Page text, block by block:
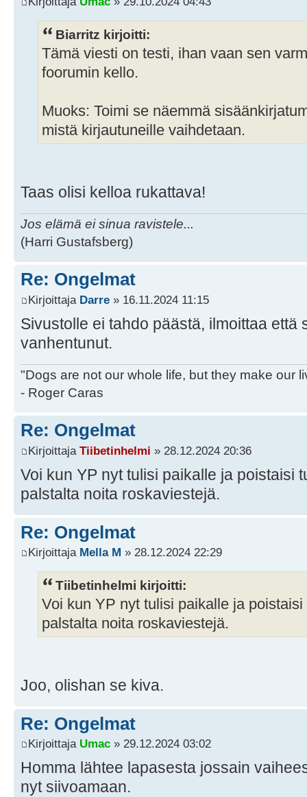
Biarritz kirjoitti:
Tämä viesti on testi, ihan vaan sen
foorumin kello.
Muoks: Toimi se näemmä
mistä kirjautuneille vaihdetaan.
Taas olisi kelloa rukattava!
Jos elämä ei sinua ravistele...
(Harri Gustafsberg)
Re: Ongelmat
Kirjoittaja Darre » 16.11.2024 11:15
Sivustolle ei tahdo päästä, ilmoittaa että
vanhentunut.
"Dogs are not our whole life, but they make our
- Roger Caras
Re: Ongelmat
Kirjoittaja Tiibetinhelmi » 28.12.2024 20:36
Voi kun YP nyt tulisi paikalle ja poistaisi
palstalta noita roskaviestejä.
Re: Ongelmat
Kirjoittaja Mella M » 28.12.2024 22:29
Tiibetinhelmi kirjoitti:
Voi kun YP nyt tulisi paikalle ja
palstalta noita roskaviestejä.
Joo, olishan se kiva.
Re: Ongelmat
Kirjoittaja Umac » 29.12.2024 03:02
Homma lähtee lapasesta jossain
nyt siivoamaan.